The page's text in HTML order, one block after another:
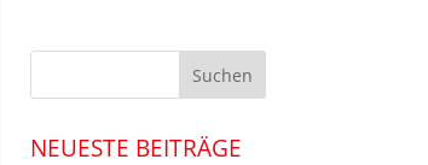
NEUESTE BEITRÄGE